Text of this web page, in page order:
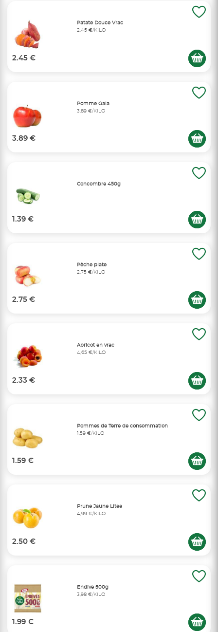
Patate Douce Vrac
2,45 €/KILO
2.45 €
Pomme Gala
3,89 €/KILO
3.89 €
Concombre 450g
1.39 €
Pêche plate
2,75 €/KILO
2.75 €
Abricot en vrac
4,65 €/KILO
2.33 €
Pommes de Terre de consommation
1,59 €/KILO
1.59 €
Prune Jaune Litee
4,99 €/KILO
2.50 €
Endive 500g
3,98 €/KILO
1.99 €